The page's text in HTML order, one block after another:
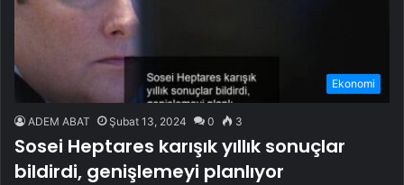
Ekonomi
ADEM ABAT Şubat 13, 2024 0 3
Sosei Heptares karışık yıllık sonuçlar
bildirdi, genişlemeyi planlıyor